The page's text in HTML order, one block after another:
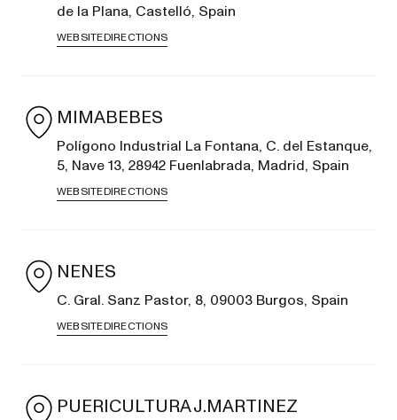
de la Plana, Castelló, Spain
WEBSITEDIRECTIONS
MIMABEBES
Polígono Industrial La Fontana, C. del Estanque,
5, Nave 13, 28942 Fuenlabrada, Madrid, Spain
WEBSITEDIRECTIONS
NENES
C. Gral. Sanz Pastor, 8, 09003 Burgos, Spain
WEBSITEDIRECTIONS
PUERICULTURA J.MARTINEZ